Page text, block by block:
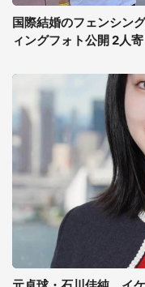
国際結婚のフェンシン
ィングフォト公開 2人